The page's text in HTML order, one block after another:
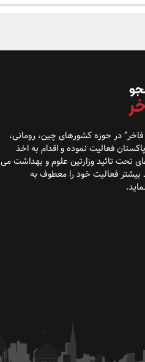
در حوزه کشورهای چین، رومانی،
فعالیت نموده و اقدام به اخذ
تحت تائید وزارتین علوم و بهداشت می
فعالیت خود را معطوف به
.